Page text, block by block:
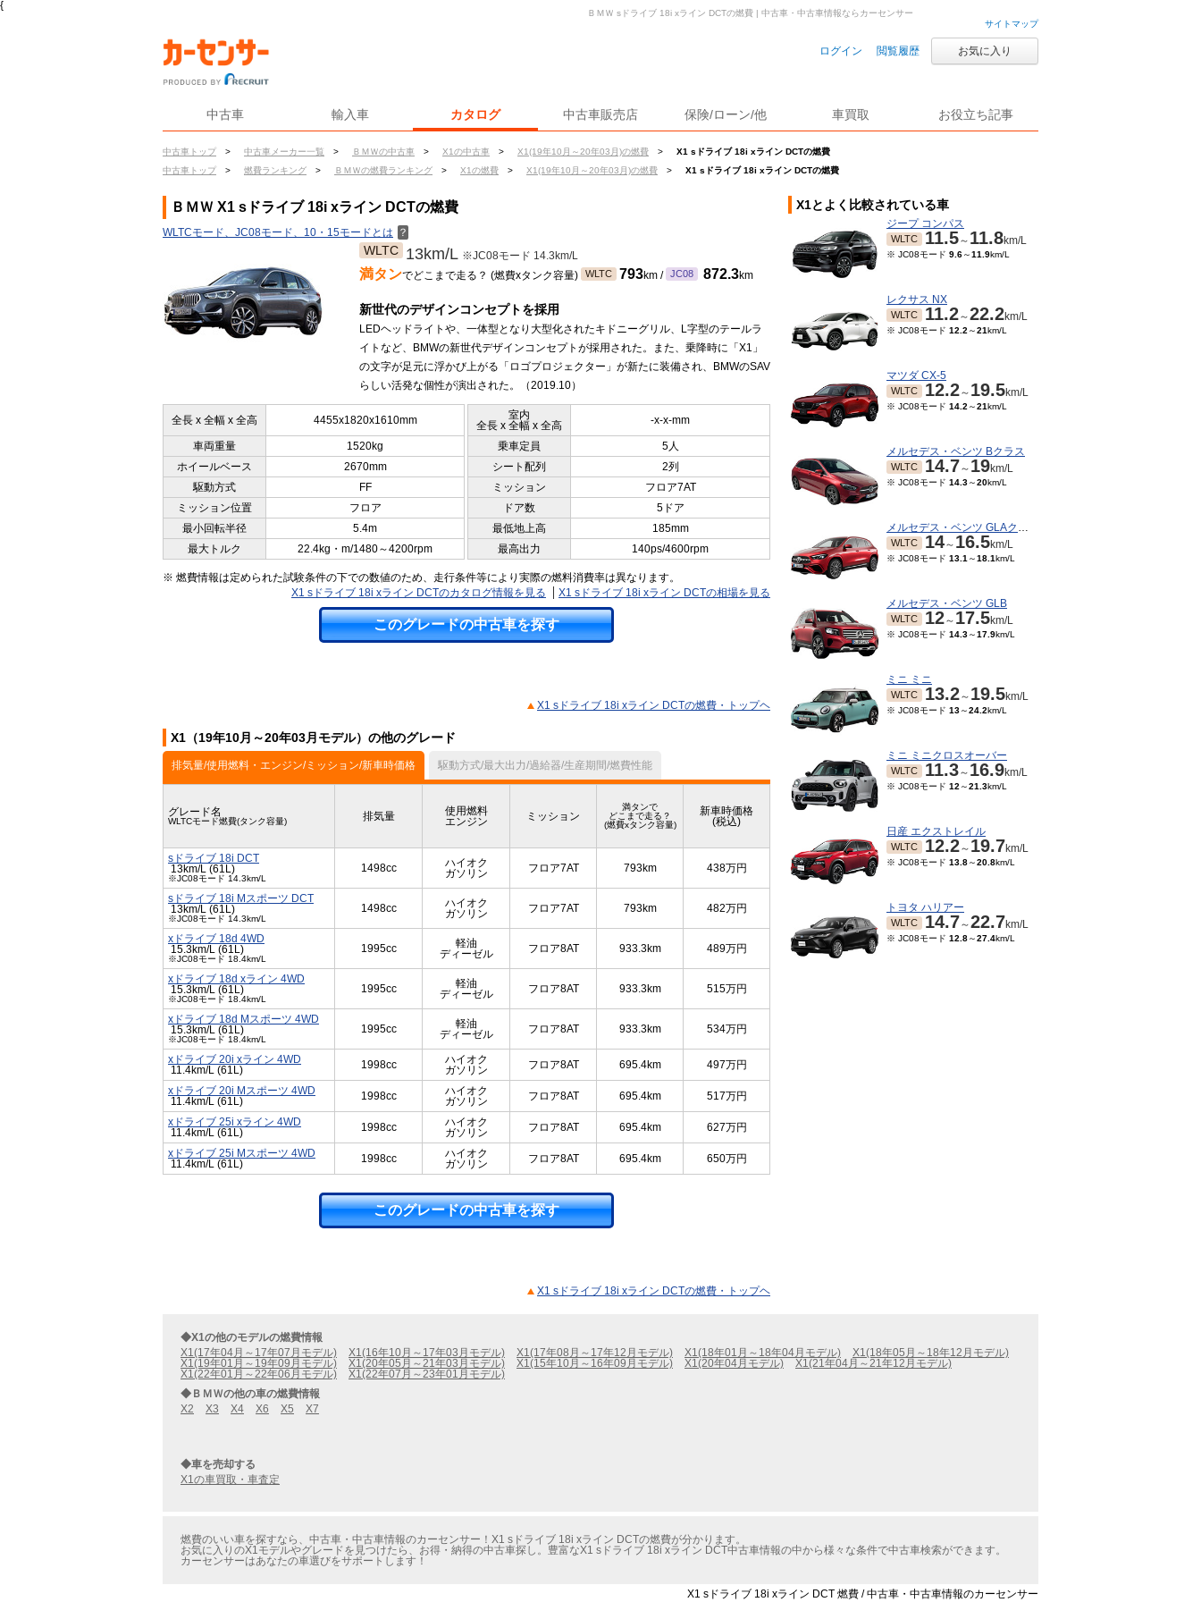
{
サイトマップ
ログイン 閲覧履歴 お気に入り
中古車 輸入車 カタログ 中古車販売店 保険/ローン/他 車買取 お役立ち記事
中古車トップ > 中古車メーカー一覧 > ＢＭＷの中古車 > X1の中古車 > X1(19年10月～20年03月)の燃費 >
X1 sドライブ 18i xライン DCTの燃費
中古車トップ
> 燃費ランキング > ＢＭＷの燃費ランキング > X1の燃費 > X1(19年10月～20年03月)の燃費 > X1 sドライブ 18i xライン DCTの燃費
ＢＭＷ sドライブ 18i xライン DCTの燃費 | 中古車・中古車情報ならカーセンサー
ＢＭＷ X1 sドライブ 18i xライン DCTの燃費
WLTCモード、JC08モード、10・15モードとは ？
WLTC 13km/L ※JC08モード 14.3km/L
満タンでどこまで走る？ (燃費xタンク容量) WLTC 793km / JC08 872.3km
新世代のデザインコンセプトを採用
LEDヘッドライトや、一体型となり大型化されたキドニーグリル、L字型のテールラ
イトなど、BMWの新世代デザインコンセプトが採用された。また、乗降時に「X1」
の文字が足元に浮かび上がる「ロゴプロジェクター」が新たに装備され、BMWのSAV
らしい活発な個性が演出された。（2019.10）
全長 x 全幅 x 全高 4455x1820x1610mm
室内
全長 x 全幅 x 全高
-x-x-mm
車両重量 1520kg 乗車定員
5人
ホイールベース
2670mm シート配列
2列
駆動方式
FF ミッション
フロア7AT
ミッション位置
フロア ドア数
5ドア
最小回転半径
5.4m 最低地上高
185mm
最大トルク
22.4kg・m/1480～4200rpm 最高出力 140ps/4600rpm
※ 燃費情報は定められた試験条件の下での数値のため、走行条件等により実際の燃料消費率は異なります。
X1 sドライブ 18i xライン DCTのカタログ情報を見る
X1 sドライブ 18i xライン DCTの相場を見る
このグレードの中古車を探す
X1 sドライブ 18i xライン DCTの燃費・トップヘ
X1（19年10月～20年03月モデル）の他のグレード
排気量/使用燃料・エンジン/ミッション/新車時価格 駆動方式/最大出力/過給器/生産期間/燃費性能
グレード名
WLTCモード燃費(タンク容量) 排気量
使用燃料
エンジン
ミッション
満タンで
どこまで走る？
(燃費xタンク容量)
新車時価格
(税込)
sドライブ 18i DCT
13km/L (61L)
※JC08モード 14.3km/L
1498cc
ハイオク
ガソリン
フロア7AT 793km 438万円
sドライブ 18i Mスポーツ DCT
13km/L (61L)
※JC08モード 14.3km/L
1498cc
ハイオク
ガソリン
フロア7AT 793km 482万円
xドライブ 18d 4WD
15.3km/L (61L)
※JC08モード 18.4km/L
1995cc
軽油
ディーゼル
フロア8AT 933.3km 489万円
xドライブ 18d xライン 4WD
15.3km/L (61L)
※JC08モード 18.4km/L
1995cc
軽油
ディーゼル
フロア8AT 933.3km 515万円
xドライブ 18d Mスポーツ 4WD
15.3km/L (61L)
※JC08モード 18.4km/L
1995cc
軽油
ディーゼル
フロア8AT 933.3km 534万円
xドライブ 20i xライン 4WD
11.4km/L (61L)
1998cc
ハイオク
ガソリン
フロア8AT 695.4km 497万円
xドライブ 20i Mスポーツ 4WD
11.4km/L (61L)
1998cc
ハイオク
ガソリン
フロア8AT 695.4km 517万円
xドライブ 25i xライン 4WD
11.4km/L (61L)
1998cc
ハイオク
ガソリン
フロア8AT 695.4km 627万円
xドライブ 25i Mスポーツ 4WD
11.4km/L (61L)
1998cc
ハイオク
ガソリン
フロア8AT 695.4km 650万円
このグレードの中古車を探す
X1 sドライブ 18i xライン DCTの燃費・トップヘ
X1とよく比較されている車
ジープ コンパス
WLTC 11.5～ 11.8km/L
※ JC08モード 9.6～11.9km/L
レクサス NX
WLTC 11.2～22.2km/L
※ JC08モード 12.2 ～21km/L
マツダ CX-5
WLTC 12.2～ 19.5km/L
※ JC08モード 14.2 ～21km/L
メルセデス・ベンツ Bクラス
WLTC 14.7～ 19km/L
※ JC08モード 14.3～20km/L
メルセデス・ベンツ GLAクラス
WLTC 14～ 16.5km/L
※ JC08モード 13.1 ～18.1km/L
メルセデス・ベンツ GLB
WLTC 12～ 17.5km/L
※ JC08モード 14.3～17.9km/L
ミニ ミニ
WLTC 13.2～ 19.5km/L
※ JC08モード 13～24.2km/L
ミニ ミニクロスオーバー
WLTC 11.3～ 16.9km/L
※ JC08モード 12 ～21.3km/L
日産 エクストレイル
WLTC 12.2～ 19.7km/L
※ JC08モード 13.8～20.8km/L
トヨタ ハリアー
WLTC 14.7～22.7km/L
※ JC08モード 12.8～27.4km/L
◆X1の他のモデルの燃費情報
X1(17年04月～17年07月モデル)
X1(16年10月～17年03月モデル) X1(17年08月～17年12月モデル) X1(18年01月～18年04月モデル)
X1(18年05月～18年12月モデル)
X1(19年01月～19年09月モデル)
X1(20年05月～21年03月モデル) X1(15年10月～16年09月モデル) X1(20年04月モデル)
X1(21年04月～21年12月モデル)
X1(22年01月～22年06月モデル)
X1(22年07月～23年01月モデル)
◆ＢＭＷの他の車の燃費情報
X2
X3 X4 X6 X5 X7
◆車を売却する
X1の車買取・車査定
燃費のいい車を探すなら、中古車・中古車情報のカーセンサー！X1 sドライブ 18i xライン DCTの燃費が分かります。
お気に入りのX1モデルやグレードを見つけたら、お得・納得の中古車探し。豊富なX1 sドライブ 18i xライン DCT中古車情報の中から様々な条件で中古車検索ができます。
カーセンサーはあなたの車選びをサポートします！
X1 sドライブ 18i xライン DCT 燃費 / 中古車・中古車情報のカーセンサー